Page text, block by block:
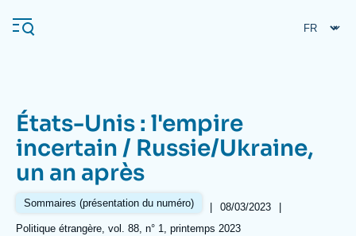
au
contenu
Navigation
principale
L'Ifri
Analyses
États-Unis : l'empire
incertain / Russie/Ukraine,
un an après
Sommaires (présentation du numéro) |
Date
de
08/03/2023
|
Références
Politique étrangère, vol. 88, n° 1, printemps 2023